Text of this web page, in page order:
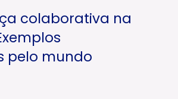
colaborativa na
pelo mundo